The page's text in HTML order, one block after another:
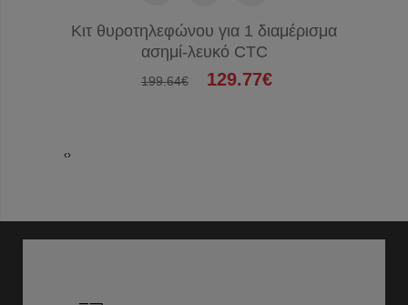
Κιτ θυροτηλεφώνου για 1 διαμέρισμα
ασημί-λευκό CTC
199.64€ 129.77€
‹›